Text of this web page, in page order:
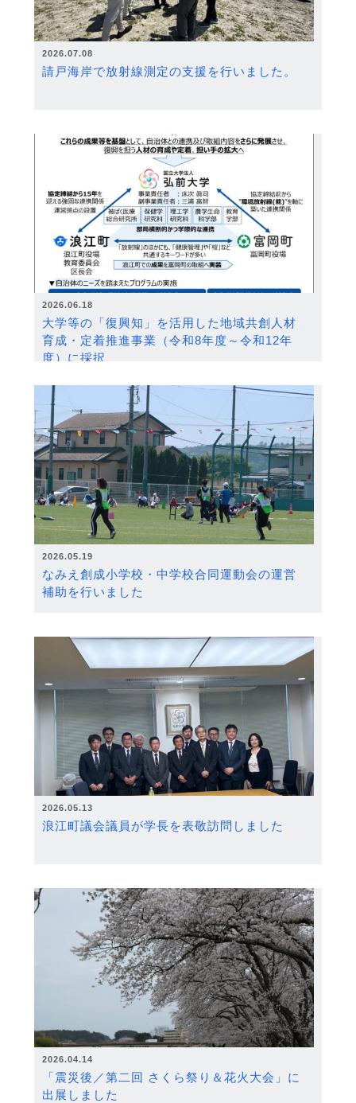
2026.07.08
請戸海岸で放射線測定の支援を行いました。
2026.06.18
大学等の「復興知」を活用した地域共創人材
育成・定着推進事業（令和8年度～令和12年
度）に採択
2026.05.19
なみえ創成小学校・中学校合同運動会の運営
補助を行いました
2026.05.13
浪江町議会議員が学長を表敬訪問しました
2026.04.14
「震災後／第二回 さくら祭り＆花火大会」に
出展しました